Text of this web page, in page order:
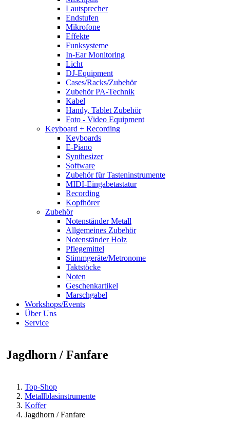
Lautsprecher
Endstufen
Mikrofone
Effekte
Funksysteme
In-Ear Monitoring
Licht
DJ-Equipment
Cases/Racks/Zubehör
Zubehör PA-Technik
Kabel
Handy, Tablet Zubehör
Foto - Video Equipment
Keyboard + Recording
Keyboards
E-Piano
Synthesizer
Software
Zubehör für Tasteninstrumente
MIDI-Eingabetastatur
Recording
Kopfhörer
Zubehör
Notenständer Metall
Allgemeines Zubehör
Notenständer Holz
Pflegemittel
Stimmgeräte/Metronome
Taktstöcke
Noten
Geschenkartikel
Marschgabel
Workshops/Events
Über Uns
Service
Jagdhorn / Fanfare
Top-Shop
Metallblasinstrumente
Koffer
Jagdhorn / Fanfare